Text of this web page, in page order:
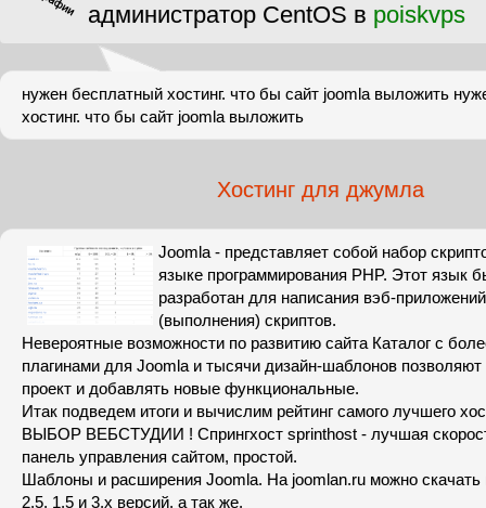
администратор CentOS в poiskvps
нужен бесплатный хостинг. что бы сайт joomla выложить
хостинг. что бы сайт joomla выложить
Хостинг для джумла
Joomla - представляет собой набор
языке программирования PHP. Этот язык
разработан для написания вэб-
(выполнения) скриптов.
Невероятные возможности по развитию сайта Каталог с
плагинами для Joomla и тысячи дизайн-шаблонов
проект и добавлять новые функциональные.
Итак подведем итоги и вычислим рейтинг самого лучшего
ВЫБОР ВЕБСТУДИИ ! Спрингхост sprinthost - лучшая
панель управления сайтом, простой.
Шаблоны и расширения Joomla. На joomlan.ru можно
2.5, 1.5 и 3.х версий, а так же.